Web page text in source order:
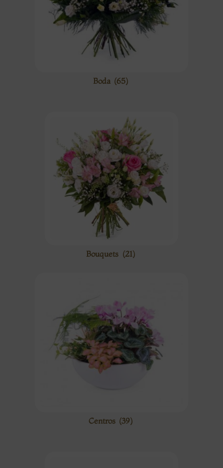
Boda (65)
Bouquets (21)
Centros (39)